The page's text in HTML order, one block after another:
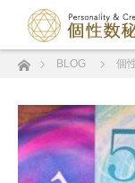
ホームBLOG 個